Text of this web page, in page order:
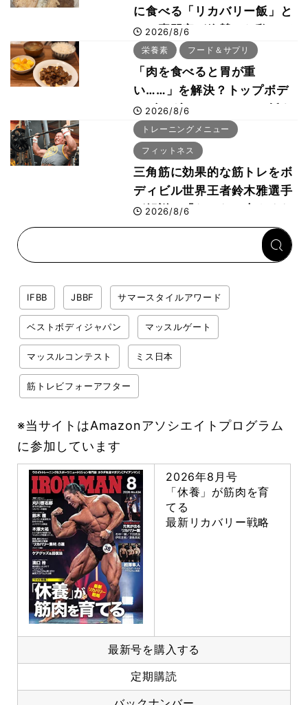
に食べる「リカバリー飯」と
は？専門家が絶賛した鶏レバ
ー活用法
2026/8/6
栄養素 フード＆サプリ
「肉を食べると胃が重
い……」を解決？トップボデ
ィビルダーのリカバリー飯を
専門家がロジカル解説
2026/8/6
トレーニングメニュー
フィットネス
三角筋に効果的な筋トレをボ
ディビル世界王者鈴木雅選手
が解説！「なかなか大きくな
らない肩の鍛え方」前編
2026/8/6
IFBB JBBF サマースタイルアワード
ベストボディジャパン マッスルゲート
マッスルコンテスト ミス日本
筋トレビフォーアフター
※当サイトはAmazonアソシエイトプログラム
に参加しています
2026年8月号
「休養」が筋肉を育
てる
最新リカバリー戦略
最新号を購入する
定期購読